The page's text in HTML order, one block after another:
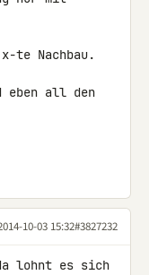
te Nachbau.
eben all den
10-03 15:32#3827232
lohnt es sich